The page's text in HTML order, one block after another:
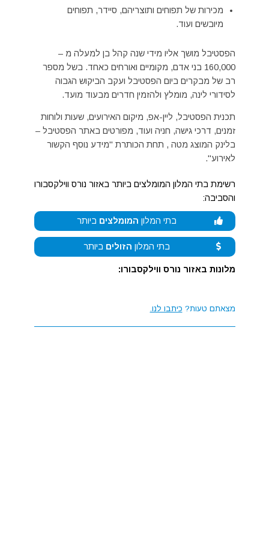
מכירות של תפוחים ותוצריהם, סיידר, תפוחים
מיובשים ועוד.
הפסטיבל מושך אליו מידי שנה קהל בן למעלה מ –
160,000 בני אדם, מקומיים ואורחים כאחד. בשל מספר
רב של מבקרים ביום הפסטיבל ועקב הביקוש הגבוה
לסידורי לינה, מומלץ ולהזמין חדרים מבעוד מועד.
תכנית הפסטיבל, ליין-אפ, מיקום האירועים, שעות ולוחות
זמנים, דרכי גישה, חניה ועוד, מפורטים באתר הפסטיבל –
בלינק המוצג מטה , תחת הכותרת "מידע נוסף הקשור
לאירוע".
רשימת בתי המלון המומלצים ביותר באזור נורס ווילקסבורו
והסביבה:
בתי המלון המומלצים ביותר
בתי המלון הזולים ביותר
מלונות באזור נורס ווילקסבורו:
מצאתם טעות? כיתבו לנו.